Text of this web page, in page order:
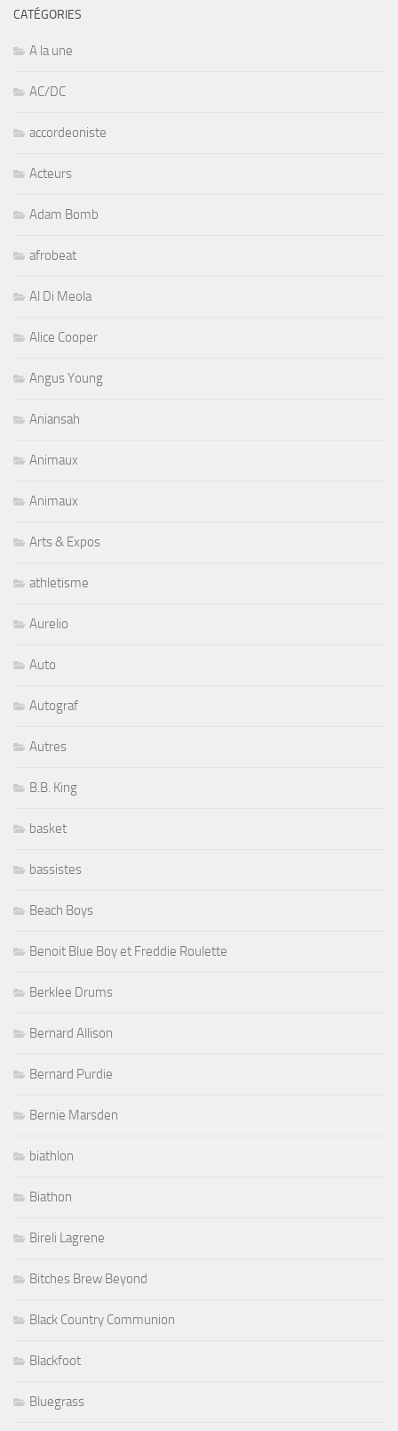
CATÉGORIES
A la une
AC/DC
accordeoniste
Acteurs
Adam Bomb
afrobeat
Al Di Meola
Alice Cooper
Angus Young
Aniansah
Animaux
Animaux
Arts & Expos
athletisme
Aurelio
Auto
Autograf
Autres
B.B. King
basket
bassistes
Beach Boys
Benoit Blue Boy et Freddie Roulette
Berklee Drums
Bernard Allison
Bernard Purdie
Bernie Marsden
biathlon
Biathon
Bireli Lagrene
Bitches Brew Beyond
Black Country Communion
Blackfoot
Bluegrass